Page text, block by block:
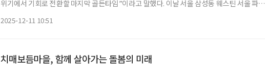
위기에서 기회로 전환할 마지막 골든타임”이라고 말했다. 이날 서울 삼성동 웨스틴 서울 파르
2025-12-11 10:51
치매보듬마을, 함께 살아가는 돌봄의 미래